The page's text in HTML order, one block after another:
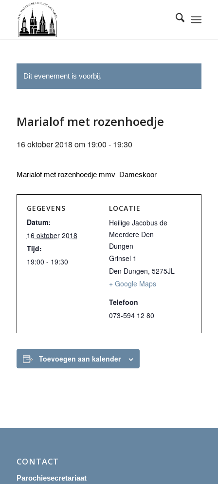
Dit evenement is voorbij.
Marialof met rozenhoedje
16 oktober 2018 om 19:00 - 19:30
Marialof met rozenhoedje mmv Dameskoor
GEGEVENS
Datum:
16 oktober 2018
Tijd:
19:00 - 19:30
LOCATIE
Heilige Jacobus de
Meerdere Den
Dungen
Grinsel 1
Den Dungen, 5275JL
+ Google Maps
Telefoon
073-594 12 80
Toevoegen aan kalender
CONTACT
Parochiesecretariaat